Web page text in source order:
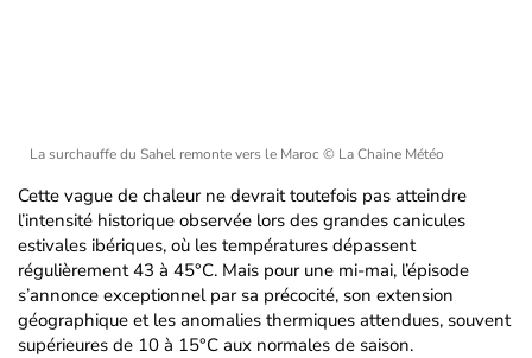
La surchauffe du Sahel remonte vers le Maroc © La Chaine Météo
Cette vague de chaleur ne devrait toutefois pas atteindre
l’intensité historique observée lors des grandes canicules
estivales ibériques, où les températures dépassent
régulièrement 43 à 45°C. Mais pour une mi-mai, l’épisode
s’annonce exceptionnel par sa précocité, son extension
géographique et les anomalies thermiques attendues, souvent
supérieures de 10 à 15°C aux normales de saison.